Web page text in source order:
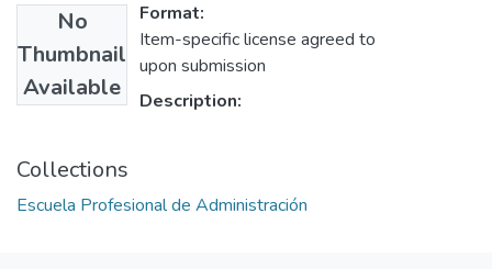
No
Thumbnail
Available
Format:
Item-specific license agreed to
upon submission
Description:
Collections
Escuela Profesional de Administración